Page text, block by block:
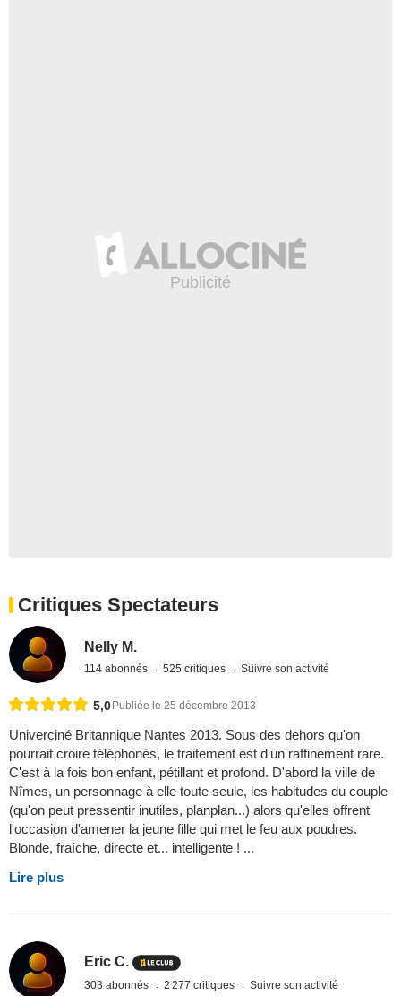
Critiques Spectateurs
Nelly M.
114 abonnés 525 critiques Suivre son activité
5,0 Publiée le 25 décembre 2013
Univerciné Britannique Nantes 2013. Sous des dehors qu'on
pourrait croire téléphonés, le traitement est d'un raffinement rare.
C'est à la fois bon enfant, pétillant et profond. D'abord la ville de
Nîmes, un personnage à elle toute seule, les habitudes du couple
(qu'on peut pressentir inutiles, planplan...) alors qu'elles offrent
l'occasion d'amener la jeune fille qui met le feu aux poudres.
Blonde, fraîche, directe et... intelligente ! ...
Lire plus
Eric C.
303 abonnés 2 277 critiques Suivre son activité